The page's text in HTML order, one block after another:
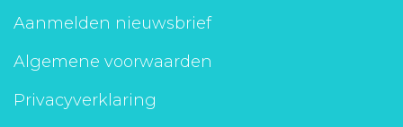
Aanmelden nieuwsbrief
Algemene voorwaarden
Privacyverklaring